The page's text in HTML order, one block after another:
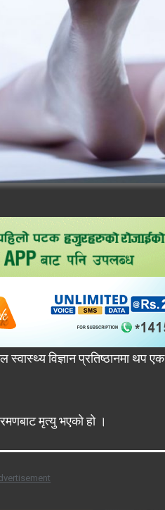
स्वास्थ्य विज्ञान प्रतिष्ठानमा थप
मृत्यु भएको हो ।